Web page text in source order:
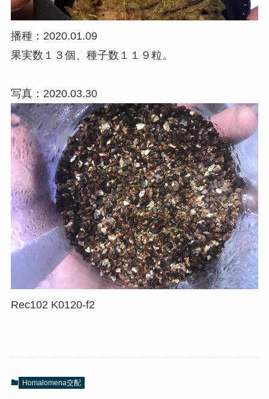
播種：2020.01.09
果実数１３個、種子数１１９粒。
写真：2020.03.30
Rec102 K0120-f2
Homalomena交配